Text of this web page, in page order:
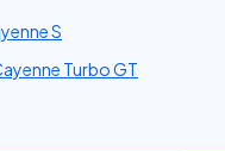
S
Turbo GT